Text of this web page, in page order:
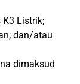
K3 Listrik;
dan/atau
dimaksud